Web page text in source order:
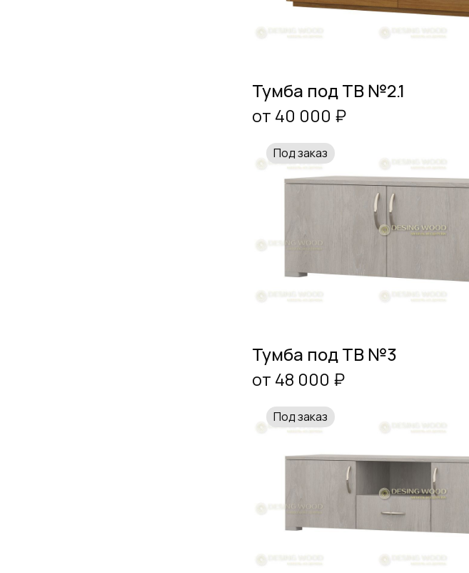
Тумба под ТВ №2.1
от 40 000 ₽
Под заказ
Тумба под ТВ №3
от 48 000 ₽
Под заказ